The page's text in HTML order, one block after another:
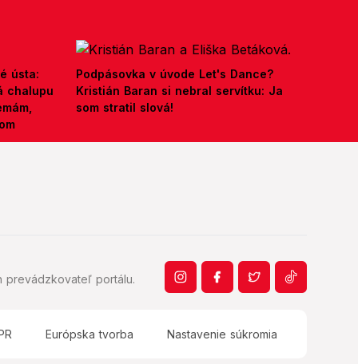
ústa:
chalupu
Podpásovka v úvode Let's Dance?
Kristián Baran si nebral servítku: Ja
som stratil slová!
prevádzkovateľ portálu.
Európska tvorba Nastavenie súkromia